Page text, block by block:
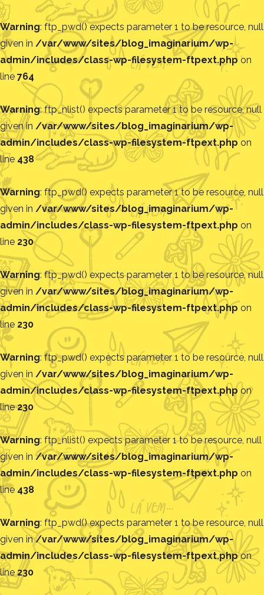
Warning: ftp_pwd() expects parameter 1 to be resource, null
given in /var/www/sites/blog_imaginarium/wp-
admin/includes/class-wp-filesystem-ftpext.php on
line 764
Warning: ftp_nlist() expects parameter 1 to be resource, null
given in /var/www/sites/blog_imaginarium/wp-
admin/includes/class-wp-filesystem-ftpext.phpon
line 438
Warning: ftp_pwd() expects parameter 1 to be resource, null
given in /var/www/sites/blog_imaginarium/wp-
admin/includes/class-wp-filesystem-ftpext.php on
line 230
Warning: ftp_pwd() expects parameter 1 to be resource, null
given in /var/www/sites/blog_imaginarium/wp-
admin/includes/class-wp-filesystem-ftpext.php on
line 230
Warning: ftp_pwd() expects parameter 1 to be resource, null
given in /var/www/sites/blog_imaginarium/wp-
admin/includes/class-wp-filesystem-ftpext.php on
line230
Warning: ftp_nlist() expects parameter 1 to be resource, null
given in /var/www/sites/blog_imaginarium/wp-
admin/includes/class-wp-filesystem-ftpext.php on
line 438
Warning: ftp_pwd() expects parameter 1 to be resource, null
given in/var/www/sites/blog_imaginarium/wp-
admin/includes/class-wp-filesystem-ftpext.phpon
line230